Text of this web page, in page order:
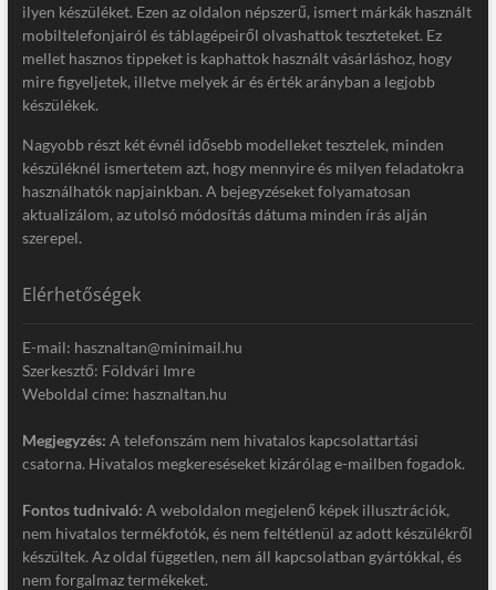
ilyen készüléket. Ezen az oldalon népszerű, ismert márkák használt
mobiltelefonjairól és táblagépeiről olvashattok teszteteket. Ez
mellet hasznos tippeket is kaphattok használt vásárláshoz, hogy
mire figyeljetek, illetve melyek ár és érték arányban a legjobb
készülékek.
Nagyobb részt két évnél idősebb modelleket tesztelek, minden
készüléknél ismertetem azt, hogy mennyire és milyen feladatokra
használhatók napjainkban. A bejegyzéseket folyamatosan
aktualizálom, az utolsó módosítás dátuma minden írás alján
szerepel.
Elérhetőségek
E-mail: hasznaltan@minimail.hu
Szerkesztő: Földvári Imre
Weboldal címe: hasznaltan.hu
Megjegyzés: A telefonszám nem hivatalos kapcsolattartási
csatorna. Hivatalos megkereséseket kizárólag e-mailben fogadok.
Fontos tudnivaló: A weboldalon megjelenő képek illusztrációk,
nem hivatalos termékfotók, és nem feltétlenül az adott készülékről
készültek. Az oldal független, nem áll kapcsolatban gyártókkal, és
nem forgalmaz termékeket.